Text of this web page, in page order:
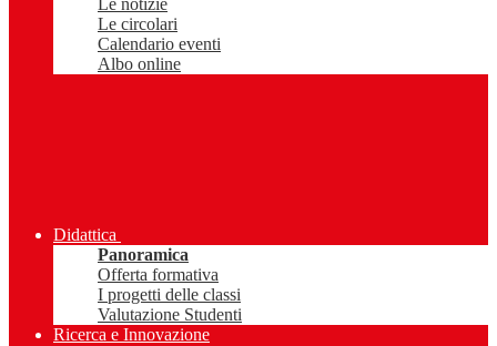
Le notizie
Le circolari
Calendario eventi
Albo online
Didattica
Panoramica
Offerta formativa
I progetti delle classi
Valutazione Studenti
Ricerca e Innovazione